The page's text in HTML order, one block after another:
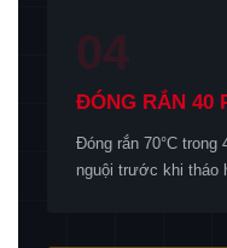
04
ĐÓNG RẮN 40
Đóng rắn 70°C trong
nguội trước khi tháo